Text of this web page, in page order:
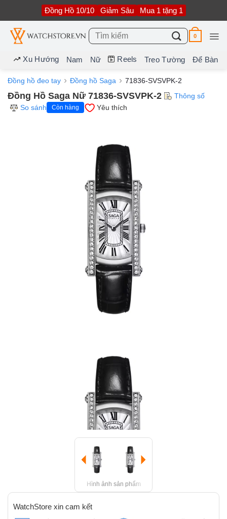
nội
dung
Đồng Hồ 10/10 Giảm Sâu Mua 1 tặng 1
Tìm
kiếm:
0
Xu Hướng Nam Nữ Reels Treo Tường Để Bàn
Đồng hồ đeo tay Đồng hồ Saga 71836-SVSVPK-2
Đồng Hồ Saga Nữ 71836-SVSVPK-2
Thông số
So sánh
Còn hàng Yêu thích
Hình ảnh sản phẩm
WatchStore xin cam kết